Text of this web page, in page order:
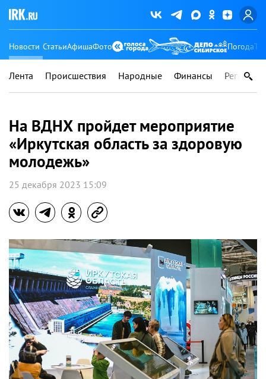
Новости СтатьиАфишаФото Погода
Лента Происшествия Народные Финансы Регионы
На ВДНХ пройдет мероприятие
«Иркутская область за здоровую
молодежь»
25 декабря 2023 15:09